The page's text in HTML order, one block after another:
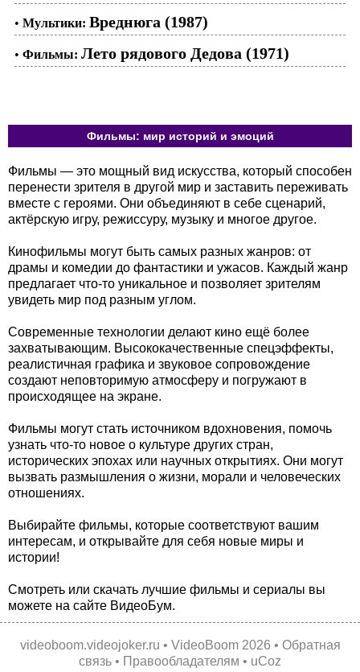
• Мультики: Вреднюга (1987)
• Фильмы: Лето рядового Дедова (1971)
Фильмы: мир историй и эмоций
Фильмы — это мощный вид искусства, который способен
перенести зрителя в другой мир и заставить переживать
вместе с героями. Они объединяют в себе сценарий,
актёрскую игру, режиссуру, музыку и многое другое.
Кинофильмы могут быть самых разных жанров: от
драмы и комедии до фантастики и ужасов. Каждый жанр
предлагает что-то уникальное и позволяет зрителям
увидеть мир под разным углом.
Современные технологии делают кино ещё более
захватывающим. Высококачественные спецэффекты,
реалистичная графика и звуковое сопровождение
создают неповторимую атмосферу и погружают в
происходящее на экране.
Фильмы могут стать источником вдохновения, помочь
узнать что-то новое о культуре других стран,
исторических эпохах или научных открытиях. Они могут
вызвать размышления о жизни, морали и человеческих
отношениях.
Выбирайте фильмы, которые соответствуют вашим
интересам, и открывайте для себя новые миры и
истории!
Смотреть или скачать лучшие фильмы и сериалы вы
можете на сайте ВидеоБум.
videoboom.videojoker.ru • VideoBoom2026 • Обратная
связь • Правообладателям • uCoz